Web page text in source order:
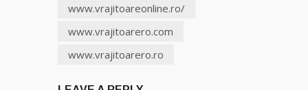
www.vrajitoareonline.ro/
www.vrajitoarero.com
www.vrajitoarero.ro